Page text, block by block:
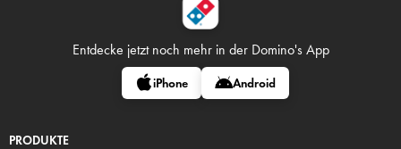
Entdecke jetzt noch mehr in der Domino's App
iPhone Android
PRODUKTE